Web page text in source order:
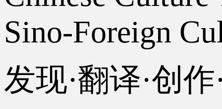
Sino-Foreign
发现·翻译·创